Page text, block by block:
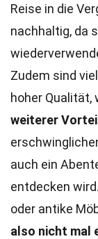
Reise in die
nachhaltig, da
Zudem sind
hoher Qualität,
weiterer Vorteil
auch ein
entdecken
oder antike
also nicht mal